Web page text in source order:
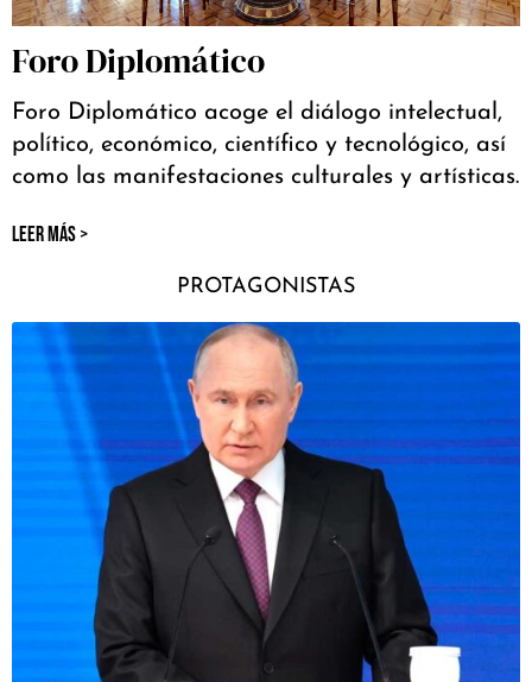
Foro Diplomático
Foro Diplomático acoge el diálogo intelectual,
político, económico, científico y tecnológico, así
como las manifestaciones culturales y artísticas.
LEER MÁS >
PROTAGONISTAS